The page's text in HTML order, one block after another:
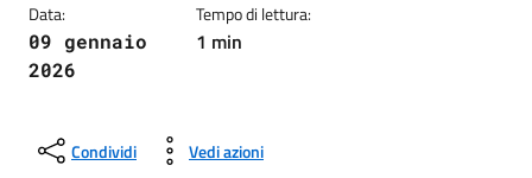
Data:
09 gennaio
2026
Tempo di lettura:
1 min
Condividi Vedi azioni